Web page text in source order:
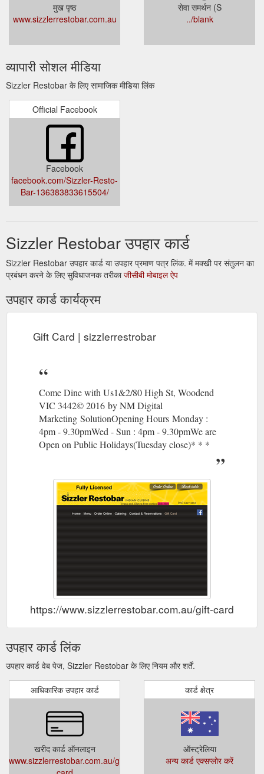
मुख पृष्ठ
www.sizzlerrestobar.com.au
सेवा समर्थन (S
../blank
व्यापारी सोशल मीडिया
Sizzler Restobar के लिए सामाजिक मीडिया लिंक
Official Facebook
Facebook
facebook.com/Sizzler-Resto-
Bar-136383833615504/
Sizzler Restobar उपहार कार्ड
Sizzler Restobar उपहार कार्ड या उपहार प्रमाण पत्र लिंक. में मक्खी पर संतुलन का
प्रबंधन करने के लिए सुविधाजनक तरीकाजीसीबी मोबाइल ऐप
उपहार कार्ड कार्यक्रम
Gift Card | sizzlerrestrobar
Come Dine with Us1&2/80 High St, Woodend
VIC 3442© 2016 by NM Digital
Marketing SolutionOpening Hours Monday :
4pm - 9.30pmWed - Sun : 4pm - 9.30pmWe are
Open on Public Holidays​(Tuesday close)* * *
https://www.sizzlerrestobar.com.au/gift-card
उपहार कार्ड लिंक
उपहार कार्ड वेब पेज, Sizzler Restobar के लिए नियम और शर्तें.
आधिकारिक उपहार कार्ड
खरीद कार्ड ऑनलाइन
www.sizzlerrestobar.com.au/gift-
कार्ड क्षेत्र
ऑस्ट्रेलिया
अन्य कार्ड एक्सप्लोर करें